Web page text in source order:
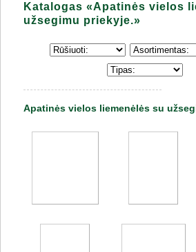
Katalogas «Apatinės vielos
užsegimu priekyje.»
Apatinės vielos liemenėlės su